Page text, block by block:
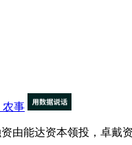
农事
能达资本领投，卓戴